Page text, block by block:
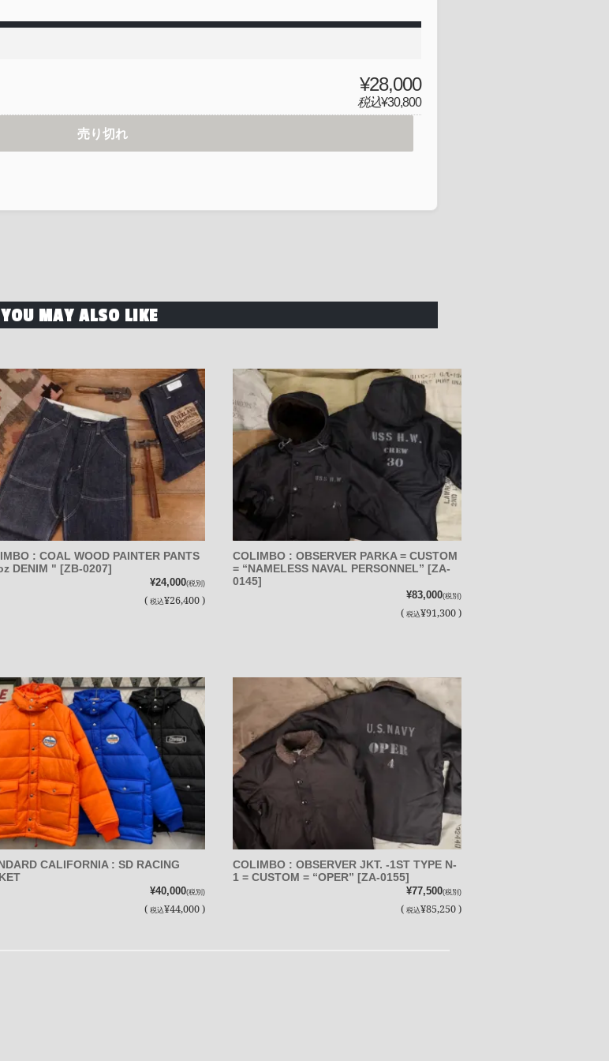
¥28,000
税込¥30,800
売り切れ
YOU MAY ALSO LIKE
: COAL WOOD PAINTER PANTS
DENIM " [ZB-0207]
¥24,000(税別)
( 税込¥26,400 )
COLIMBO : OBSERVER PARKA = CUSTOM
= “NAMELESS NAVAL PERSONNEL” [ZA-
0145]
¥83,000(税別)
( 税込¥91,300 )
CALIFORNIA : SD RACING
¥40,000(税別)
( 税込¥44,000 )
COLIMBO : OBSERVER JKT. -1ST TYPE N-
1 = CUSTOM = “OPER” [ZA-0155]
¥77,500(税別)
( 税込¥85,250 )